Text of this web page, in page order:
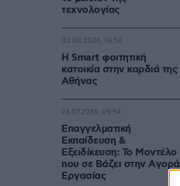
τεχνολογίας
Η Smart φοιτητική
κατοικία στην καρδιά της
Αθήνας
03.08.2026, 10:56
Επαγγελματική
Εκπαίδευση &
Εξειδίκευση: Το Mοντέλο
που σε Bάζει στην Aγορά
Eργασίας
26.07.2026, 09:54